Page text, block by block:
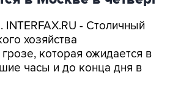
INTERFAX.RU - Столичный
хозяйства
которая ожидается в
часы и до конца дня в